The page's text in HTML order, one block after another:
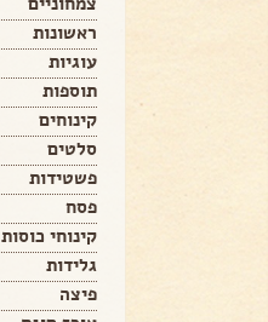
ראשונות
עוגיות
תוספות
קינוחים
סלטים
פשטידות
פסח
קינוחי כוסות
גלידות
פיצה